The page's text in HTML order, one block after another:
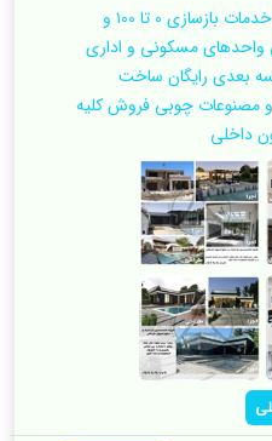
ارائه دهنده انواع خدمات بازسازی ۰ تا ۱۰۰ و
واحدهای مسکونی و اداری
بعدی رایگان ساخت
و مصنوعات چوبی فروش کلیه
داخلی